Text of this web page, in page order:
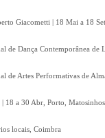
Giacometti | 18 Mai a 18
de Dança Contemporânea
de Artes Performativas de
18 a 30 Abr, Porto,
locais, Coimbra